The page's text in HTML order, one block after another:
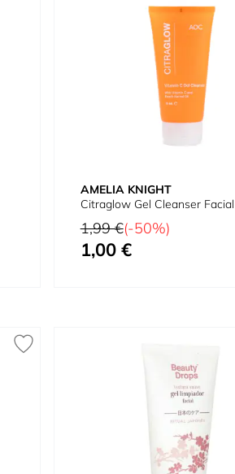
AMELIA KNIGHT
Citraglow Gel Cleanser Facial
Prix normal
1,99 €(-50%)
Prix spécial
1,00 €